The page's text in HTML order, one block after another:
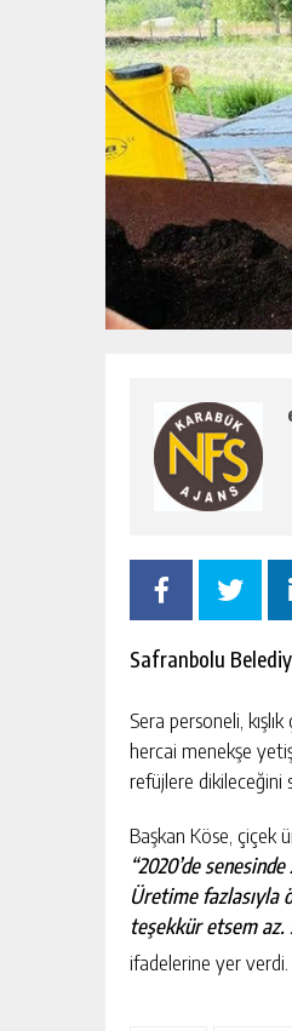
Safranbolu
Sera personeli,
hercai menekşe
refüjlere dikileceğini
Başkan Köse, çiçek
“2020’de
Üretime fazlasıyla
teşekkür etsem az.
ifadelerine yer verdi.